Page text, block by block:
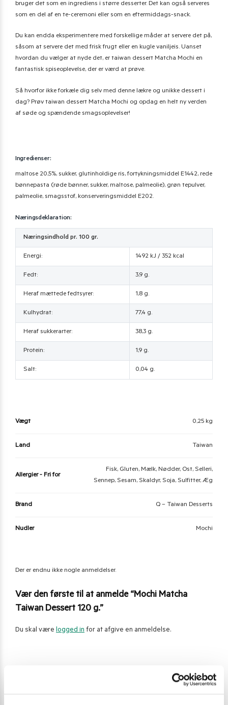
bruger det som en ingrediens i større desserter. Det kan også serveres
som en del af en te-ceremoni eller som en eftermiddags-snack.
Du kan endda eksperimentere med forskellige måder at servere det på,
såsom at servere det med frisk frugt eller en kugle vaniljeis. Uanset
hvordan du vælger at nyde det, er taiwan dessert Matcha Mochi en
fantastisk spiseoplevelse, der er værd at prøve.
Så hvorfor ikke forkæle dig selv med denne lækre og unikke dessert i
dag? Prøv taiwan dessert Matcha Mochi og opdag en helt ny verden
af ​​søde og spændende smagsoplevelser!
Ingredienser:
maltose 20,5%, sukker, glutinholdige ris, fortykningsmiddel E1442, rede
bønnepasta (røde bønner, sukker, maltose, palmeolie), grøn tepulver,
palmeolie, smagsstof, konserveringsmiddel E202.
Næringsdeklaration:
Næringsindhold pr. 100 gr.
Energi: 1492 kJ / 352 kcal
Fedt: 3,9 g.
Heraf mættede fedtsyrer: 1,8 g.
Kulhydrat: 77,4 g.
Heraf sukkerarter: 38,3 g.
Protein: 1,9 g.
Salt: 0,04 g.
Vægt 0,25 kg
Land Taiwan
Allergier - Fri for
Fisk, Gluten, Mælk, Nødder, Ost, Selleri,
Sennep, Sesam, Skaldyr, Soja, Sulfitter, Æg
Brand Q – Taiwan Desserts
Nudler Mochi
Der er endnu ikke nogle anmeldelser.
Vær den første til at anmelde “Mochi Matcha
Taiwan Dessert 120 g.”
Du skal være logged in for at afgive en anmeldelse.